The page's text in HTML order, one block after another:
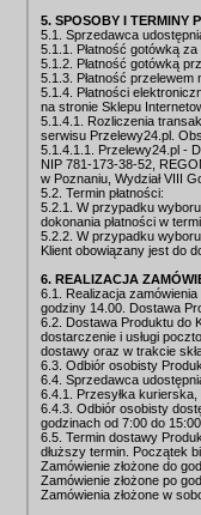
5. SPOSOBY I TERMINY
5.1. Sprzedawca
5.1.1. Płatność gotówką
5.1.2. Płatność gotówką
5.1.3. Płatność
5.1.4. Płatności
na stronie Sklepu
5.1.4.1. Rozliczenia
serwisu Przelewy24.pl.
5.1.4.1.1. Przelewy24.pl -
NIP 781-173-38-52,
w Poznaniu, Wydział VIII
5.2. Termin płatności:
5.2.1. W przypadku
dokonania płatności w
5.2.2. W przypadku
Klient obowiązany jest do
6. REALIZACJA
6.1. Realizacja
godziny 14.00. Dostawa
6.2. Dostawa Produktu do
dostarczenie i usługi
dostawy oraz w trakcie
6.3. Odbiór osobisty
6.4. Sprzedawca
6.4.1. Przesyłka
6.4.3. Odbiór osobisty
godzinach od 7:00 do
6.5. Termin dostawy
dłuższy termin. Początek
Zamówienie złożone do
Zamówienie złożone po
Zamówienia złożone w